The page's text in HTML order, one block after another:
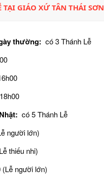
TẠI GIÁO XỨ TÂN THÁI SƠN
thường: có 3 Thánh Lễ
18h00
có 5 Thánh Lễ
người lớn)
thiếu nhi)
(Lễ người lớn)